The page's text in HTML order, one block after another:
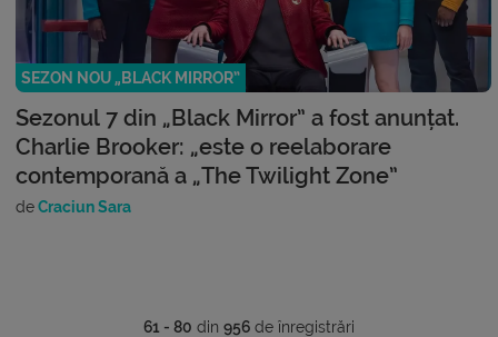
SEZON NOU „BLACK MIRROR”
Sezonul 7 din „Black Mirror” a fost anunțat.
Charlie Brooker: „este o reelaborare
contemporană a „The Twilight Zone”
deCraciun Sara
61 - 80 din 956 de înregistrări